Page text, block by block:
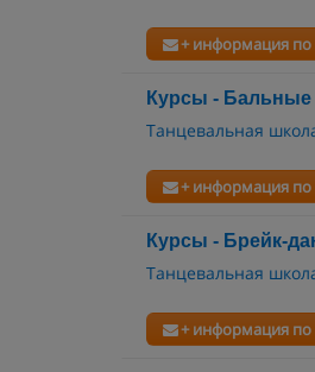
+ информация по
Курсы -
Танцевальная
+ информация по
Курсы - Брейк-
Танцевальная
+ информация по